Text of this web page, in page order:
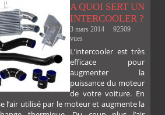
A QUOI SERT UN
INTERCOOLER ?
3 mars 2014
92509
vues
L’intercooler est très
efficace pour
augmenter la
puissance du moteur
de votre voiture. En
l’air utilisé par le moteur et augmente la